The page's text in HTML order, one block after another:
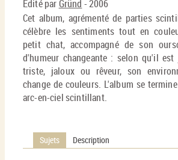
Edité parGründ - 2006
Cet album, agrémenté de parties
célèbre les sentiments tout en
petit chat, accompagné de son
d'humeur changeante : selon qu'il est
triste, jaloux ou rêveur, son
change de couleurs. L'album se
arc-en-ciel scintillant.
Sujets Description